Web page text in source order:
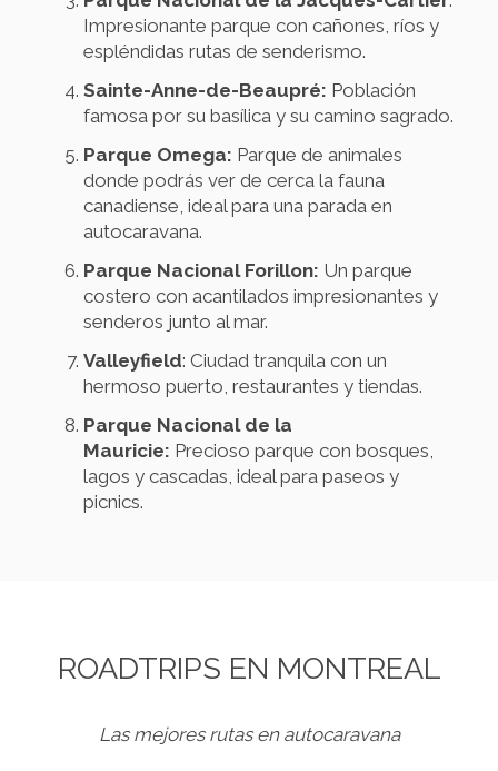
Impresionante parque con cañones, ríos y
espléndidas rutas de senderismo.
Sainte-Anne-de-Beaupré: Población
famosa por su basílica y su camino sagrado.
Parque Omega: Parque de animales
donde podrás ver de cerca la fauna
canadiense, ideal para una parada en
autocaravana.
Parque Nacional Forillon: Un parque
costero con acantilados impresionantes y
senderos junto al mar.
Valleyfield: Ciudad tranquila con un
hermoso puerto, restaurantes y tiendas.
Parque Nacional de la
Mauricie: Precioso parque con bosques,
lagos y cascadas, ideal para paseos y
picnics.
ROADTRIPS EN MONTREAL
Las mejores rutas en autocaravana